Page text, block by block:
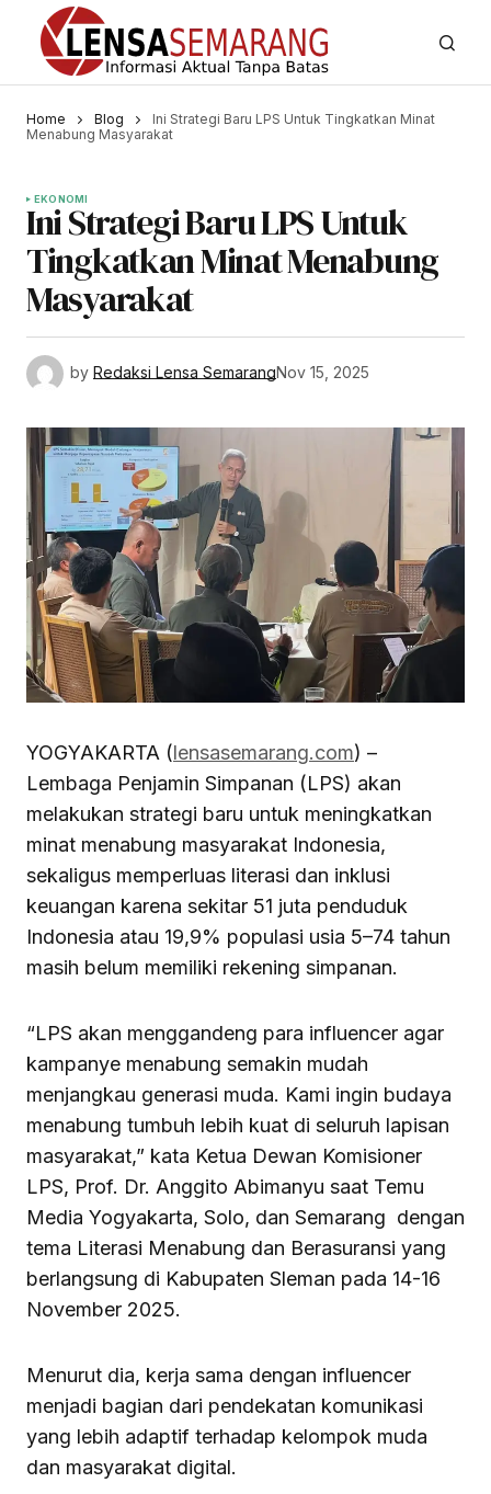
Home Blog
Ini Strategi Baru LPS Untuk Tingkatkan Minat
Menabung Masyarakat
EKONOMI
Ini Strategi Baru LPS Untuk
Tingkatkan Minat Menabung
Masyarakat
by Redaksi Lensa SemarangNov 15, 2025
YOGYAKARTA (lensasemarang.com) –
Lembaga Penjamin Simpanan (LPS) akan
melakukan strategi baru untuk meningkatkan
minat menabung masyarakat Indonesia,
sekaligus memperluas literasi dan inklusi
keuangan karena sekitar 51 juta penduduk
Indonesia atau 19,9% populasi usia 5–74 tahun
masih belum memiliki rekening simpanan.
“LPS akan menggandeng para influencer agar
kampanye menabung semakin mudah
menjangkau generasi muda. Kami ingin budaya
menabung tumbuh lebih kuat di seluruh lapisan
masyarakat,” kata Ketua Dewan Komisioner
LPS, Prof. Dr. Anggito Abimanyu saat Temu
Media Yogyakarta, Solo, dan Semarang dengan
tema Literasi Menabung dan Berasuransi yang
berlangsung di Kabupaten Sleman pada 14-16
November 2025.
Menurut dia, kerja sama dengan influencer
menjadi bagian dari pendekatan komunikasi
yang lebih adaptif terhadap kelompok muda
dan masyarakat digital.